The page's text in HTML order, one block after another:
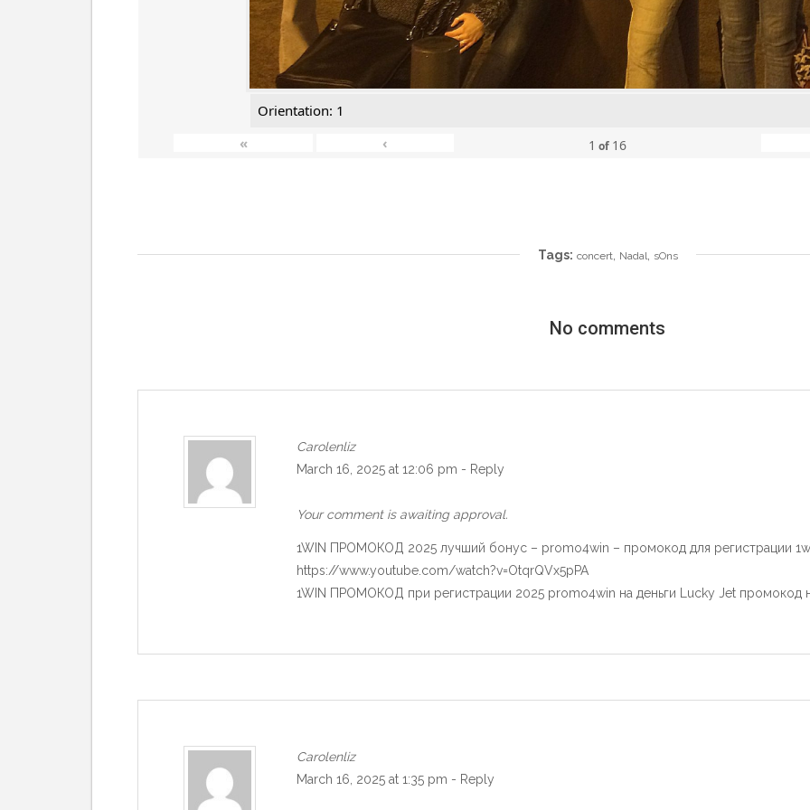
Orientation: 1
«
‹ 1 of 16
Tags: concert, Nadal, sOns
No comments
Carolenliz
March 16, 2025 at 12:06 pm - Reply
Your comment is awaiting approval.
1WIN ПРОМОКОД 2025 лучший бонус – promo4win – промокод для регистрации
https://www.youtube.com/watch?v=OtqrQVx5pPA
1WIN ПРОМОКОД при регистрации 2025 promo4win на деньги Lucky Jet промокод
Carolenliz
March 16, 2025 at 1:35 pm - Reply